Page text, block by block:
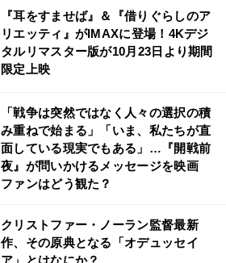
『耳をすませば』＆『借りぐらしのア
リエッティ』がIMAXに登場！4Kデジ
タルリマスター版が10月23日より期間
限定上映
「戦争は突然ではなく人々の選択の積
み重ねで始まる」「いま、私たちが直
面している現実でもある」…『開戦前
夜』が問いかけるメッセージを映画
ファンはどう観た？
クリストファー・ノーラン監督最新
作、その原典となる「オデュッセイ
ア」とはなにか？